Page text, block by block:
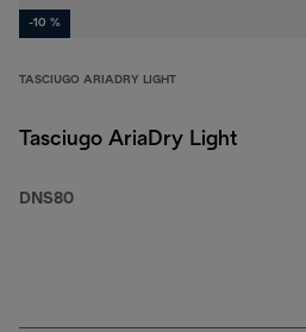
-10 %
TASCIUGO ARIADRY LIGHT
Tasciugo AriaDry Light
DNS80